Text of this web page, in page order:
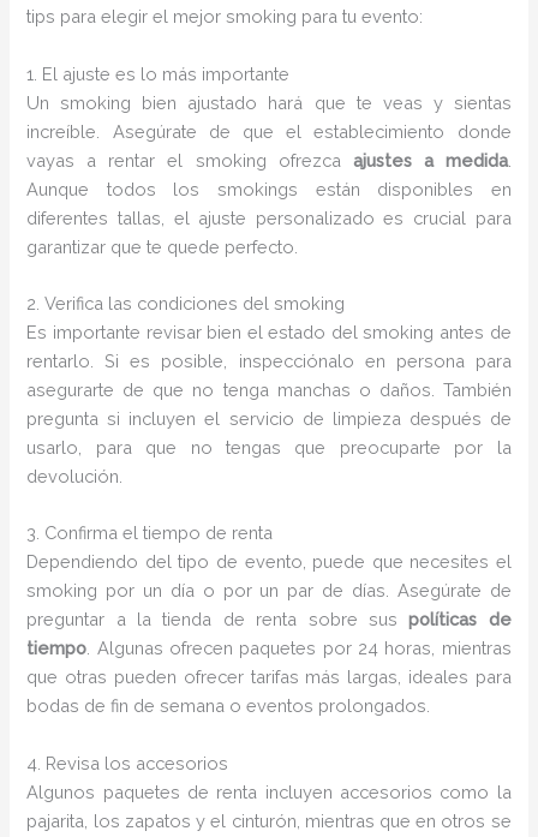
tips para elegir el mejor smoking para tu evento:
1. El ajuste es lo más importante
Un smoking bien ajustado hará que te veas y sientas
increíble. Asegúrate de que el establecimiento donde
vayas a rentar el smoking ofrezca ajustes a medida.
Aunque todos los smokings están disponibles en
diferentes tallas, el ajuste personalizado es crucial para
garantizar que te quede perfecto.
2. Verifica las condiciones del smoking
Es importante revisar bien el estado del smoking antes de
rentarlo. Si es posible, inspecciónalo en persona para
asegurarte de que no tenga manchas o daños. También
pregunta si incluyen el servicio de limpieza después de
usarlo, para que no tengas que preocuparte por la
devolución.
3. Confirma el tiempo de renta
Dependiendo del tipo de evento, puede que necesites el
smoking por un día o por un par de días. Asegúrate de
preguntar a la tienda de renta sobre suspolíticas de
tiempo . Algunas ofrecen paquetes por 24 horas, mientras
que otras pueden ofrecer tarifas más largas, ideales para
bodas de fin de semana o eventos prolongados.
4. Revisa los accesorios
Algunos paquetes de renta incluyen accesorios como la
pajarita, los zapatos y el cinturón, mientras que en otros se